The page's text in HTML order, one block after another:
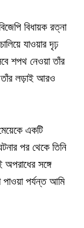
বিধায়ক রত্না
যাওয়ার দৃঢ়
শপথ নেওয়া তাঁর
তাঁর লড়াই আরও
একটি
পর থেকে তিনি
অপরাধের সঙ্গে
পর্যন্ত আমি